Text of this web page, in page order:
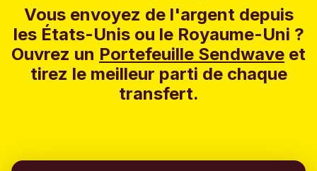
Vous envoyez de l'argent depuis
les États-Unis ou le Royaume-Uni ?
Ouvrez un Portefeuille Sendwave et
tirez le meilleur parti de chaque
transfert.